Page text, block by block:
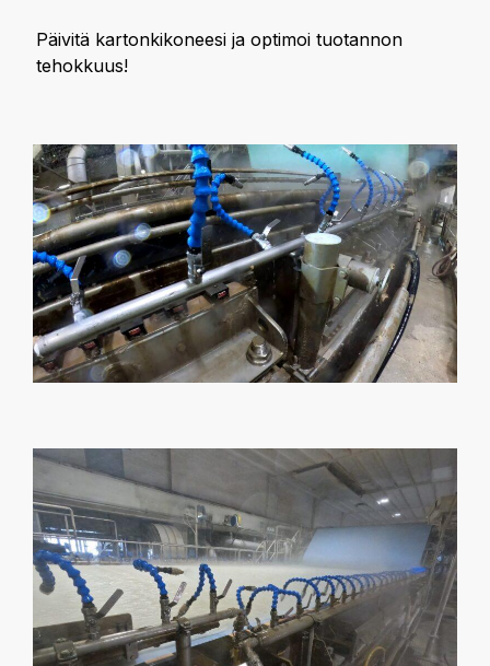
Päivitä kartonkikoneesi ja optimoi tuotannon
tehokkuus!